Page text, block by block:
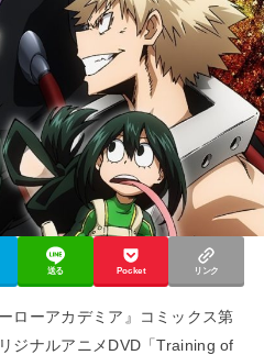
送る Pocket リンク
ローアカデミア』コミックス第
ジナルアニメDVD「Training of